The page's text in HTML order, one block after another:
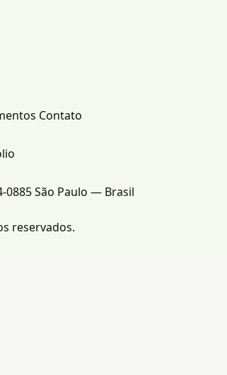
Contato
0885São Paulo — Brasil
reservados.